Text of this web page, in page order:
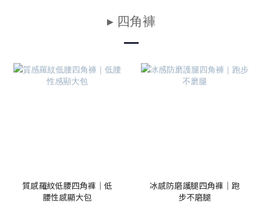
▸ 四角褲
質感羅紋低腰四角褲｜低
腰性感顯大包
冰感防磨護腿四角褲｜跑
步不磨腿